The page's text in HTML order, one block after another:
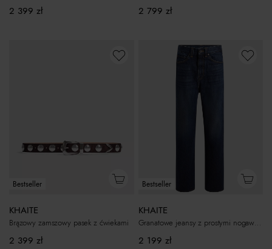
2 399 zł 2 799 zł
Bestseller
KHAITE
Brązowy zamszowy pasek z ćwiekami
2 399 zł
Bestseller
KHAITE
Granatowe jeansy z prostymi nogawkami Bonnie
2 199 zł